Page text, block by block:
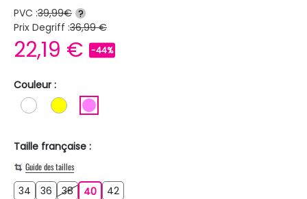
PVC :39,99€ ?
Prix Degriff :36,99 €
22,19 € -44%
Couleur :
BLANCJAUNE
Taille française :
Guide des tailles
34 3436 363838 40404242